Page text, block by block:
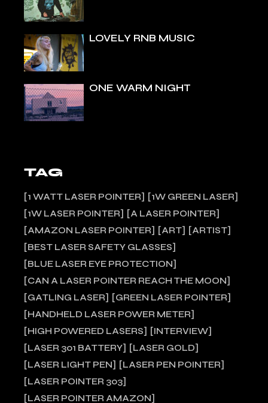
LOVELY RNB MUSIC
ONE WARM NIGHT
TAG
1 WATT LASER POINTER
1W GREEN LASER
1W LASER POINTER
A LASER POINTER
AMAZON LASER POINTER
ART
ARTIST
BEST LASER SAFETY GLASSES
BLUE LASER EYE PROTECTION
CAN A LASER POINTER REACH THE MOON
GATLING LASER
GREEN LASER POINTER
HANDHELD LASER POWER METER
HIGH POWERED LASERS
INTERVIEW
LASER 301 BATTERY
LASER GOLD
LASER LIGHT PEN
LASER PEN POINTER
LASER POINTER 303
LASER POINTER AMAZON